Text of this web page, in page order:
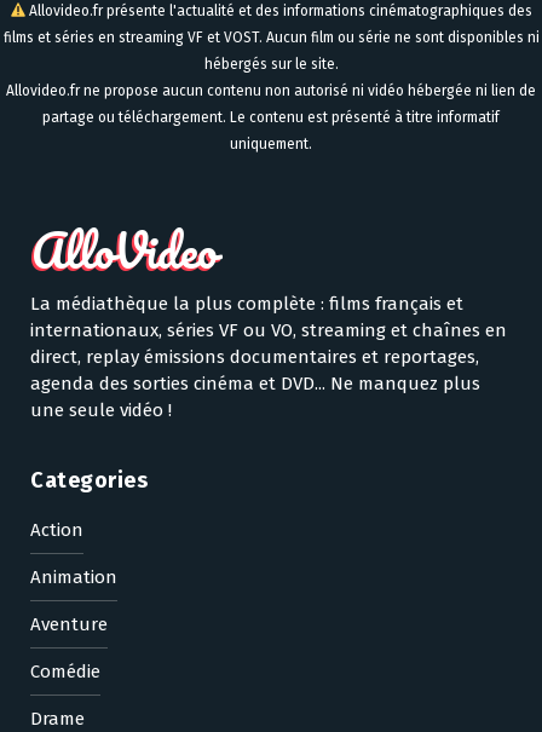
Allovideo.fr présente l'actualité et des informations cinématographiques des
films et séries en streaming VF et VOST. Aucun film ou série ne sont disponibles ni
hébergés sur le site.
Allovideo.fr ne propose aucun contenu non autorisé ni vidéo hébergée ni lien de
partage ou téléchargement. Le contenu est présenté à titre informatif
uniquement.
La médiathèque la plus complète : films français et
internationaux, séries VF ou VO, streaming et chaînes en
direct, replay émissions documentaires et reportages,
agenda des sorties cinéma et DVD... Ne manquez plus
une seule vidéo !
Categories
Action
Animation
Aventure
Comédie
Drame